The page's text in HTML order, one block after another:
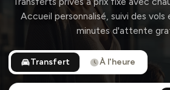
Accueil personnalisé, suivi des
minutes d'attente
Transfert À l'heure